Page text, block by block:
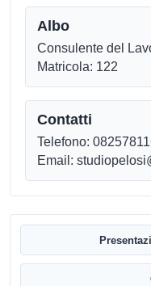
Albo
Consulente del
Matricola: 122
Contatti
Telefono:
Email: